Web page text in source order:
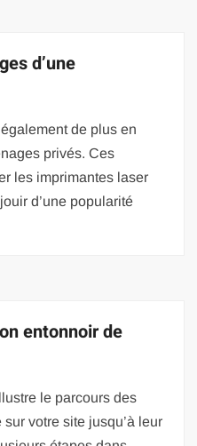
d’une
de plus en
privés. Ces
les imprimantes laser
d’une popularité
entonnoir de
le parcours des
votre site jusqu’à leur